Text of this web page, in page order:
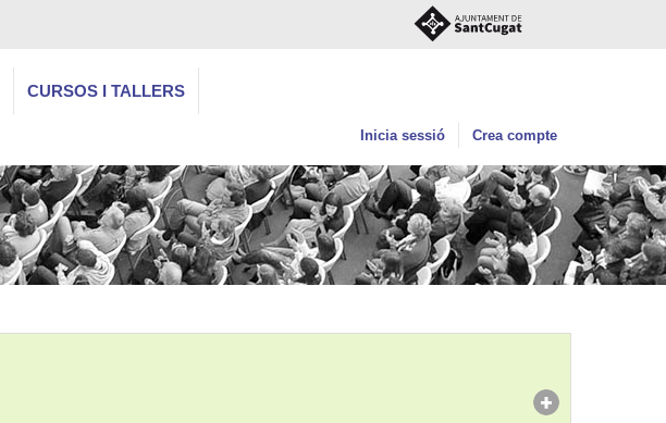
CURSOS I TALLERS
Inicia sessió Crea compte